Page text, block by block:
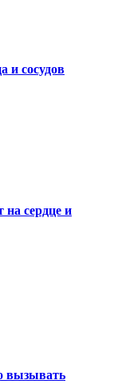
и сосудов
сердце и
вызывать